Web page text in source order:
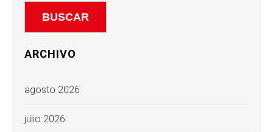
ARCHIVO
agosto 2026
julio 2026